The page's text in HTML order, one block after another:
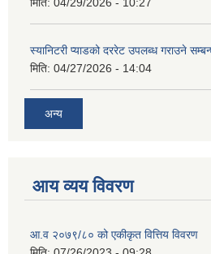
स्यानिटरी प्याडको दररेट उपलब्ध गराउने
मिति: 04/27/2026 - 14:04
अन्य
आय व्यय विवरण
आ.व २०७९/८० को एकीकृत वित्तिय विवरण